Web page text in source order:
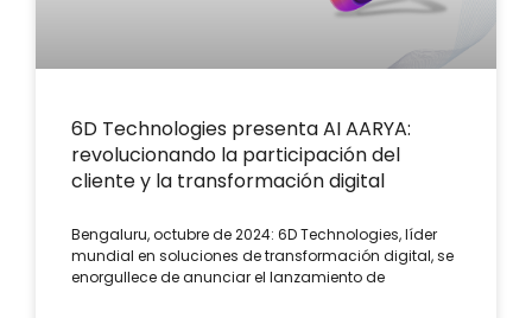
6D Technologies presenta AI AARYA:
revolucionando la participación del
cliente y la transformación digital
Bengaluru, octubre de 2024: 6D Technologies, líder
mundial en soluciones de transformación digital, se
enorgullece de anunciar el lanzamiento de